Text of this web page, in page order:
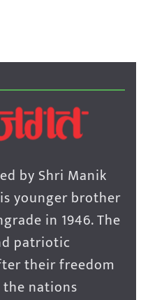
by Shri Manik
younger brother
in 1946. The
patriotic
their freedom
nations